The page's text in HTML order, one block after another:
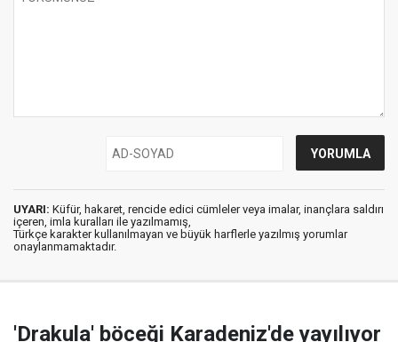
UYARI: Küfür, hakaret, rencide edici cümleler veya imalar, inançlara saldırı
içeren, imla kuralları ile yazılmamış,
Türkçe karakter kullanılmayan ve büyük harflerle yazılmış yorumlar
onaylanmamaktadır.
'Drakula' böceği Karadeniz'de yayılıyor